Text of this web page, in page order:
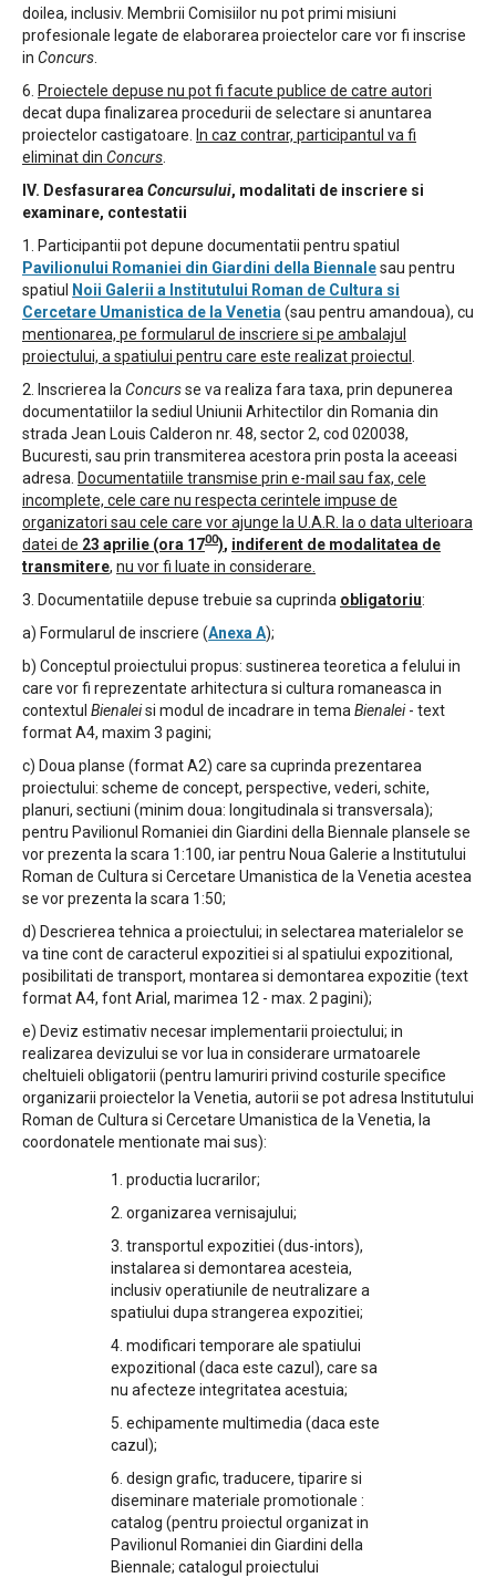
doilea, inclusiv. Membrii Comisiilor nu pot primi misiuni
profesionale legate de elaborarea proiectelor care vor fi inscrise
in Concurs
6. Proiectele depuse nu pot fi facute publice de catre autori
decat dupa finalizarea procedurii de selectare si anuntarea
proiectelor castigatoare.
In caz contrar, participantul va fi
eliminat din Concurs
IV. Desfasurarea Concursului, modalitati de inscriere si
examinare, contestatii
1. Participantii pot depune documentatii pentru spatiul
Pavilionului Romaniei din Giardini della Biennalesau pentru
spatiul
Noii Galerii a Institutului Roman de Cultura si
Cercetare Umanistica de la Venetia (sau pentru amandoua), cu
mentionarea, pe formularul de inscriere si pe ambalajul
proiectului, a spatiului pentru care este realizat proiectul
2. Inscrierea la Concursse va realiza fara taxa, prin depunerea
documentatiilor la sediul Uniunii Arhitectilor din Romania din
strada Jean Louis Calderon nr. 48, sector 2, cod 020038,
Bucuresti, sau prin transmiterea acestora prin posta la aceeasi
adresa. Documentatiile transmise prin e-mail sau fax, cele
incomplete, cele care nu respecta cerintele impuse de
organizatori sau cele care vor ajunge la U.A.R. la o data ulterioara
datei de 23 aprilie (ora 1700), indiferent de modalitatea de
transmitere, nu vor fi luate in considerare.
3. Documentatiile depuse trebuie sa cuprinda obligatoriu:
a) Formularul de inscriere (Anexa A);
b) Conceptul proiectului propus: sustinerea teoretica a felului in
care vor fi reprezentate arhitectura si cultura romaneasca in
contextul Bienaleisi modul de incadrare in tema Bienalei- text
format A4, maxim 3 pagini;
c) Doua planse (format A2) care sa cuprinda prezentarea
proiectului: scheme de concept, perspective, vederi, schite,
planuri, sectiuni (minim doua: longitudinala si transversala);
pentru Pavilionul Romaniei din Giardini della Biennale plansele se
vor prezenta la scara 1:100, iar pentru Noua Galerie a Institutului
Roman de Cultura si Cercetare Umanistica de la Venetia acestea
se vor prezenta la scara 1:50;
d) Descrierea tehnica a proiectului; in selectarea materialelor se
va tine cont de caracterul expozitiei si al spatiului expozitional,
posibilitati de transport, montarea si demontarea expozitie (text
format A4, font Arial, marimea 12 - max. 2 pagini);
e) Deviz estimativ necesar implementarii proiectului; in
realizarea devizului se vor lua in considerare urmatoarele
cheltuieli obligatorii (pentru lamuriri privind costurile specifice
organizarii proiectelor la Venetia, autorii se pot adresa Institutului
Roman de Cultura si Cercetare Umanistica de la Venetia, la
coordonatele mentionate mai sus):
1. productia lucrarilor;
2. organizarea vernisajului;
3. transportul expozitiei (dus-intors),
instalarea si demontarea acesteia,
inclusiv operatiunile de neutralizare a
spatiului dupa strangerea expozitiei;
4. modificari temporare ale spatiului
expozitional (daca este cazul), care sa
nu afecteze integritatea acestuia;
5. echipamente multimedia (daca este
cazul);
6. design grafic, traducere, tiparire si
diseminare materiale promotionale :
catalog (pentru proiectul organizat in
Pavilionul Romaniei din Giardini della
Biennale; catalogul proiectului